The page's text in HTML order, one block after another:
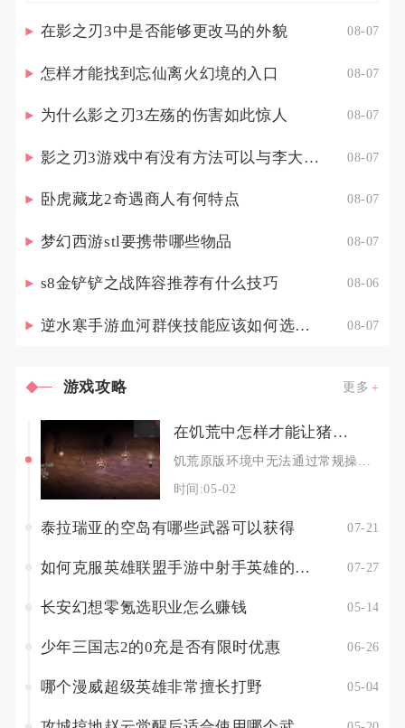
在影之刃3中是否能够更改马的外貌 08-07
怎样才能找到忘仙离火幻境的入口 08-07
为什么影之刃3左殇的伤害如此惊人 08-07
影之刃3游戏中有没有方法可以与李大娘见面 08-07
卧虎藏龙2奇遇商人有何特点 08-07
梦幻西游stl要携带哪些物品 08-07
s8金铲铲之战阵容推荐有什么技巧 08-06
逆水寒手游血河群侠技能应该如何选择调整 08-07
游戏攻略 更多
在饥荒中怎样才能让猪王变得愤怒
饥荒原版环境中无法通过常规操作让猪王进入愤怒与敌对状态，猪王为永久中立无敌单位，仅能通过特
时间:05-02
泰拉瑞亚的空岛有哪些武器可以获得 07-21
如何克服英雄联盟手游中射手英雄的弱点 07-27
长安幻想零氪选职业怎么赚钱 05-14
少年三国志2的0充是否有限时优惠 06-26
哪个漫威超级英雄非常擅长打野 05-04